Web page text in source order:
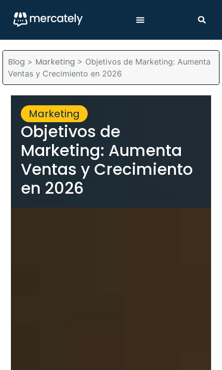
Blog > Marketing > Objetivos de Marketing: Aumenta
Ventas y Crecimiento en 2026
Marketing
Objetivos de
Marketing: Aumenta
Ventas y Crecimiento
en 2026